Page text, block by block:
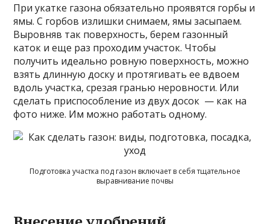
При укатке газона обязательно проявятся горбы и
ямы. С горбов излишки снимаем, ямы засыпаем.
Выровняв так поверхность, берем газонный
каток и еще раз проходим участок. Чтобы
получить идеально ровную поверхность, можно
взять длинную доску и протягивать ее вдвоем
вдоль участка, срезая гранью неровности. Или
сделать приспособление из двух досок — как на
фото ниже. Им можно работать одному.
Подготовка участка под газон включает в себя тщательное
выравнивание почвы